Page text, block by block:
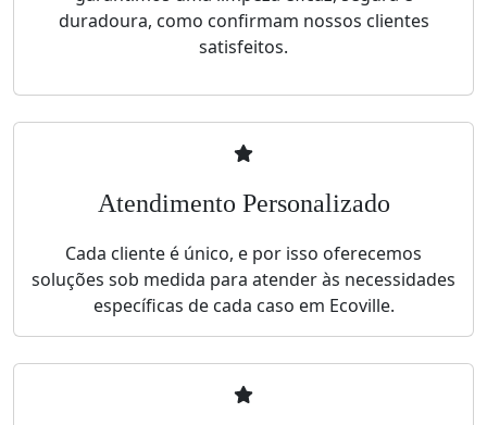
duradoura, como confirmam nossos clientes
satisfeitos.
Atendimento Personalizado
Cada cliente é único, e por isso oferecemos
soluções sob medida para atender às necessidades
específicas de cada caso em Ecoville.